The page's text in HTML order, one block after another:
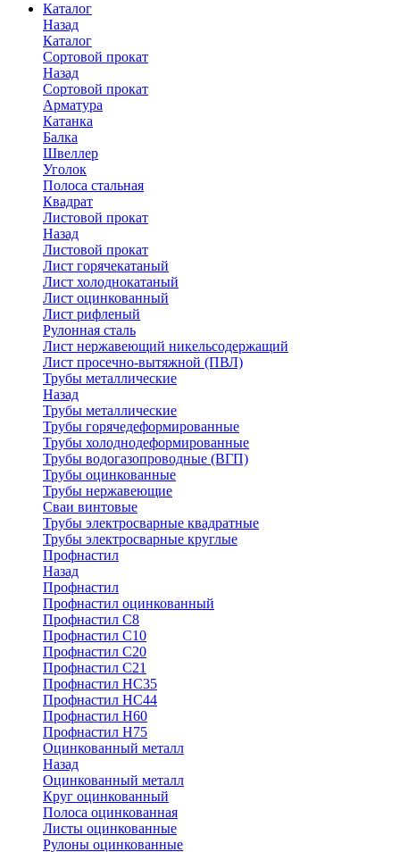
Каталог
Назад
Каталог
Сортовой прокат
Назад
Сортовой прокат
Арматура
Катанка
Балка
Швеллер
Уголок
Полоса стальная
Квадрат
Листовой прокат
Назад
Листовой прокат
Лист горячекатаный
Лист холоднокатаный
Лист оцинкованный
Лист рифленый
Рулонная сталь
Лист нержавеющий никельсодержащий
Лист просечно-вытяжной (ПВЛ)
Трубы металлические
Назад
Трубы металлические
Трубы горячедеформированные
Трубы холоднодеформированные
Трубы водогазопроводные (ВГП)
Трубы оцинкованные
Трубы нержавеющие
Сваи винтовые
Трубы электросварные квадратные
Трубы электросварные круглые
Профнастил
Назад
Профнастил
Профнастил оцинкованный
Профнастил С8
Профнастил С10
Профнастил С20
Профнастил С21
Профнастил НС35
Профнастил НС44
Профнастил Н60
Профнастил Н75
Оцинкованный металл
Назад
Оцинкованный металл
Круг оцинкованный
Полоса оцинкованная
Листы оцинкованные
Рулоны оцинкованные